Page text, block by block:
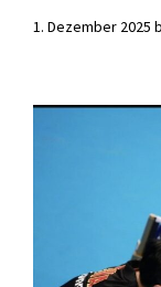
1. Dezember 2025